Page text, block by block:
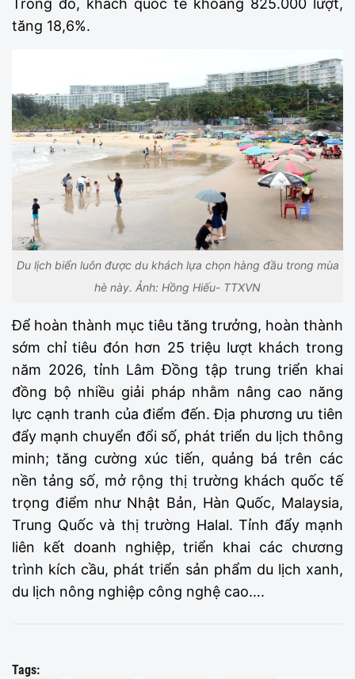
tăng 18,6%.
Du lịch biển luôn được du khách lựa chọn hàng đầu trong mùa
hè này. Ảnh: Hồng Hiếu- TTXVN
Để hoàn thành mục tiêu tăng trưởng, hoàn thành
sớm chỉ tiêu đón hơn 25 triệu lượt khách trong
năm 2026, tỉnh Lâm Đồng tập trung triển khai
đồng bộ nhiều giải pháp nhằm nâng cao năng
lực cạnh tranh của điểm đến. Địa phương ưu tiên
đẩy mạnh chuyển đổi số, phát triển du lịch thông
minh; tăng cường xúc tiến, quảng bá trên các
nền tảng số, mở rộng thị trường khách quốc tế
trọng điểm như Nhật Bản, Hàn Quốc, Malaysia,
Trung Quốc và thị trường Halal. Tỉnh đẩy mạnh
liên kết doanh nghiệp, triển khai các chương
trình kích cầu, phát triển sản phẩm du lịch xanh,
du lịch nông nghiệp công nghệ cao….
Tags: